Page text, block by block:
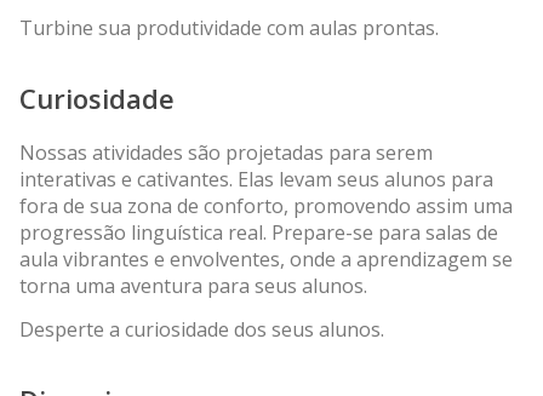
Turbine sua produtividade com aulas prontas.
Curiosidade
Nossas atividades são projetadas para serem
interativas e cativantes. Elas levam seus alunos para
fora de sua zona de conforto, promovendo assim uma
progressão linguística real. Prepare-se para salas de
aula vibrantes e envolventes, onde a aprendizagem se
torna uma aventura para seus alunos.
Desperte a curiosidade dos seus alunos.